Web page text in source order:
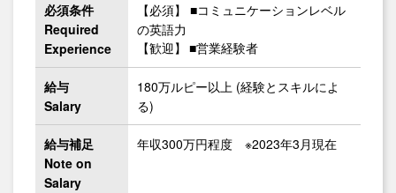
必須条件
Required
Experience
【必須】 ■コミュニケーションレベル
の英語力
【歓迎】 ■営業経験者
給与
Salary
180万ルピー以上 (経験とスキルによ
る)
給与補足
Note on
Salary
年収300万円程度 ※2023年3月現在